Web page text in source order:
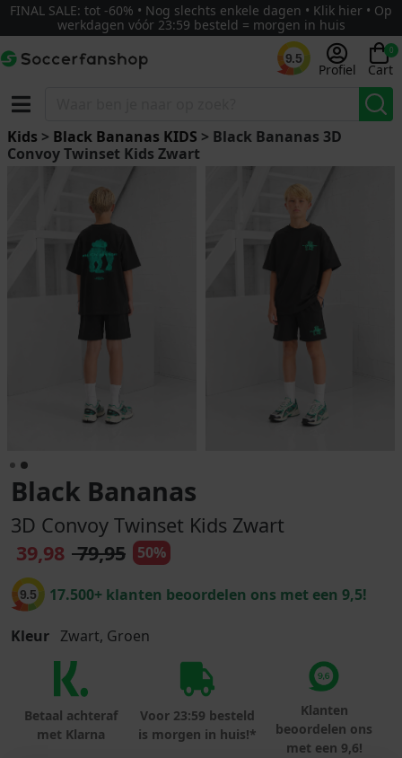
FINAL SALE: tot -60% • Nog slechts enkele dagen • Klik hier • Op
werkdagen vóór 23:59 besteld = morgen in huis
9.5
Profiel
0
Cart
Kids > Black Bananas KIDS > Black Bananas 3D
Convoy Twinset Kids Zwart
Black Bananas
3D Convoy Twinset Kids Zwart
39,98 79,95 50%
9.5 17.500+ klanten beoordelen ons met een 9,5!
Kleur Zwart, Groen
Betaal achteraf
met Klarna
Voor 23:59 besteld
is morgen in huis!*
Klanten
beoordelen ons
met een 9,6!